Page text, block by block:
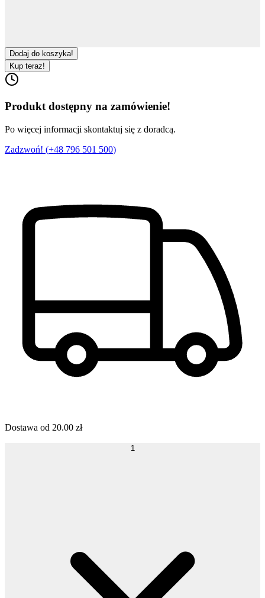
Dodaj do koszyka!
Kup teraz!
Produkt dostępny na zamówienie!
Po więcej informacji skontaktuj się z doradcą.
Zadzwoń! (+48 796 501 500)
Dostawa od 20.00 zł
1